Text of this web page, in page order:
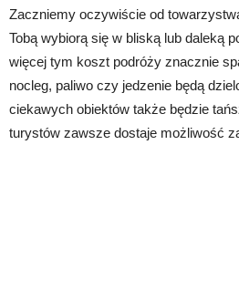
Zaczniemy oczywiście od
Tobą wybiorą się w bliską lub daleką
więcej tym koszt podróży znacznie
nocleg, paliwo czy jedzenie będą
ciekawych obiektów także będzie
turystów zawsze dostaje możliwość